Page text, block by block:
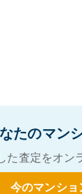
たのマン
た査定をオ
今のマンショ